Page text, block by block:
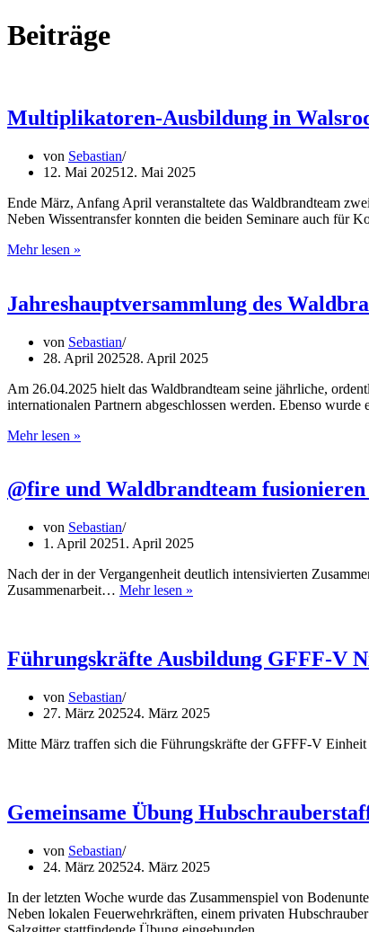
Beiträge
Multiplikatoren-Ausbildung in
von Sebastian
12. Mai 202512. Mai 2025
Ende März, Anfang April veranstaltete das Waldbrandteam
Neben Wissentransfer konnten die beiden Seminare auch für
Mehr lesen »
Walsrode
Jahreshauptversammlung des
von Sebastian
28. April 202528. April 2025
Am 26.04.2025 hielt das Waldbrandteam seine jährliche,
internationalen Partnern abgeschlossen werden. Ebenso
Mehr lesen »
–
Abschluss
Kooperationsvereinbarungen
@fire und Waldbrandteam
von Sebastian
1. April 20251. April 2025
Nach der in der Vergangenheit deutlich intensivierten
Zusammenarbeit… Mehr lesen »
zu
@waldbrand
Führungskräfte Ausbildung GFFF-V
von Sebastian
27. März 202524. März 2025
Mitte März traffen sich die Führungskräfte der GFFF-V
Gemeinsame Übung
von Sebastian
24. März 202524. März 2025
In der letzten Woche wurde das Zusammenspiel von
Neben lokalen Feuerwehrkräften, einem privaten